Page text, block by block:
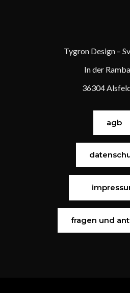
Tygron Design –
In der
36304
agb
fragen und